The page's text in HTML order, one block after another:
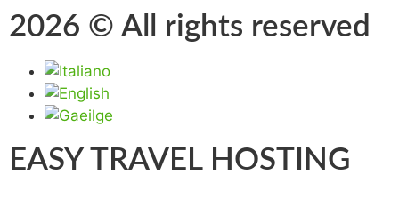
2026 © All rights reserved
EASY TRAVEL HOSTING